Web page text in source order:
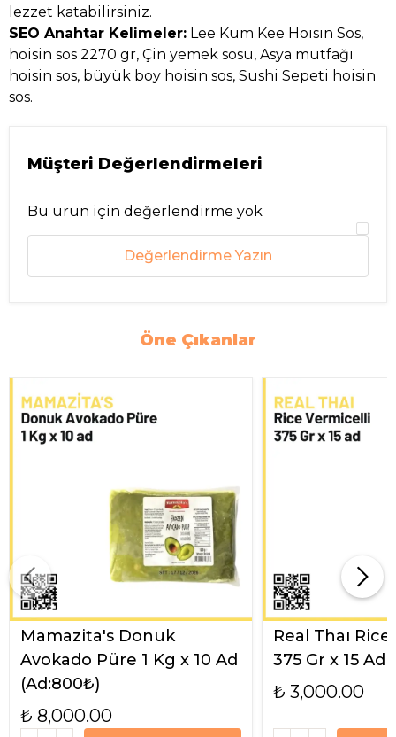
lezzet katabilirsiniz.
SEO Anahtar Kelimeler: Lee Kum Kee Hoisin Sos,
hoisin sos 2270 gr, Çin yemek sosu, Asya mutfağı
hoisin sos, büyük boy hoisin sos, Sushi Sepeti hoisin
sos.
Müşteri Değerlendirmeleri
Bu ürün için değerlendirme yok
Değerlendirme Yazın
Öne Çıkanlar
Mamazita's Donuk
Avokado Püre 1 Kg x 10 Ad
(Ad:800₺)
₺ 8,000.00
Real Thaı
375 Gr x 15 Ad
₺ 3,000.00